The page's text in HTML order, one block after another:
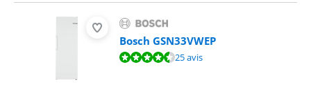
Bosch GSN33VWEP
La note est de 9,2 sur 10, basée sur 25 avis.25 avis